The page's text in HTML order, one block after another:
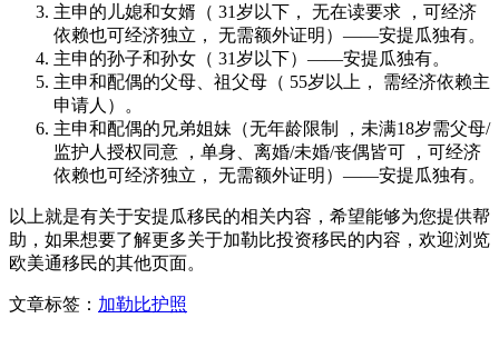
主申的儿媳和女婿（ 31岁以下， 无在读要求 ，可经济
依赖也可经济独立， 无需额外证明）——安提瓜独有。
主申的孙子和孙女（ 31岁以下）——安提瓜独有。
主申和配偶的父母、祖父母（ 55岁以上， 需经济依赖主
申请人）。
主申和配偶的兄弟姐妹（无年龄限制 ，未满18岁需父母/
监护人授权同意 ，单身、离婚/未婚/丧偶皆可 ，可经济
依赖也可经济独立， 无需额外证明）——安提瓜独有。
以上就是有关于安提瓜移民的相关内容，希望能够为您提供帮
助，如果想要了解更多关于加勒比投资移民的内容，欢迎浏览
欧美通移民的其他页面。
文章标签： 加勒比护照